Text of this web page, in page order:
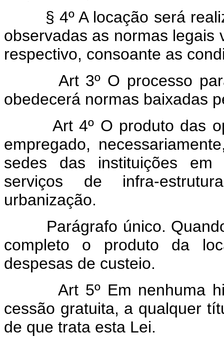
§ 4º A locação será
observadas as normas legais
respectivo, consoante as
Art 3º O processo
obedecerá normas baixadas
Art 4º O produto das
empregado,
sedes das instituições em
serviços de infra-
urbanização.
Parágrafo único.
completo o produto da
despesas de custeio.
Art 5º Em nenhuma
cessão gratuita, a qualquer
de que trata esta Lei.